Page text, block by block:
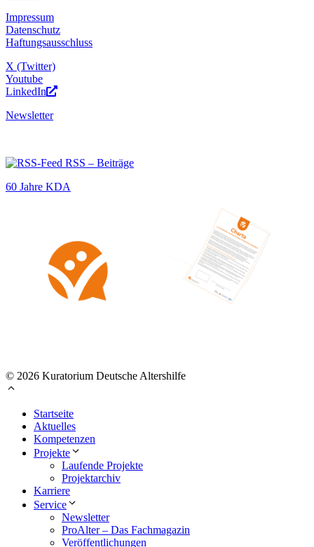
Impressum
Datenschutz
Haftungsausschluss
X (Twitter)
Youtube
LinkedIn
Newsletter
RSS – Beiträge
60 Jahre KDA
© 2026 Kuratorium Deutsche Altershilfe
Startseite
Aktuelles
Kompetenzen
Projekte
Laufende Projekte
Projektarchiv
Karriere
Service
Newsletter
ProAlter – Das Fachmagazin
Veröffentlichungen